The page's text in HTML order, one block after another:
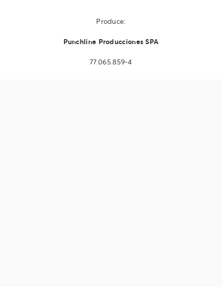
Produce:
Punchline Producciones SPA
77.065.859-4